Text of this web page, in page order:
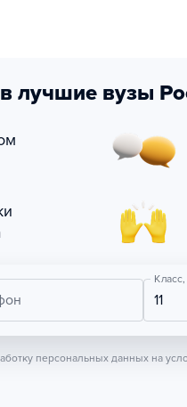
лучшие вузы
11
персональных данных на